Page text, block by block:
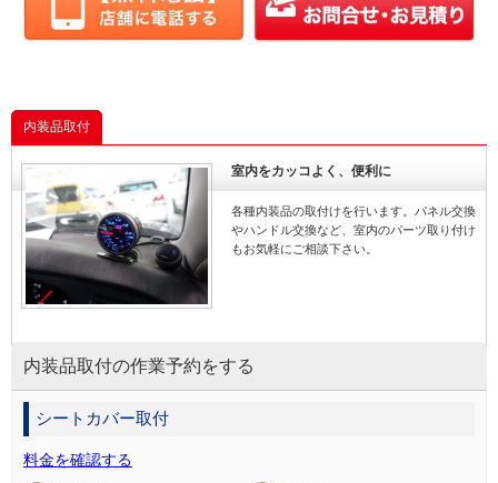
内装品取付
室内をカッコよく、便利に
各種内装品の取付けを行います。パネル交換
やハンドル交換など、室内のパーツ取り付け
もお気軽にご相談下さい。
内装品取付の作業予約をする
シートカバー取付
料金を確認する